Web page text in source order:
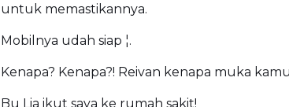
untuk memastikannya.
Mobilnya udah siap ¦.
Kenapa? Kenapa?! Reivan kenapa muka
Bu Lia ikut saya ke rumah sakit!